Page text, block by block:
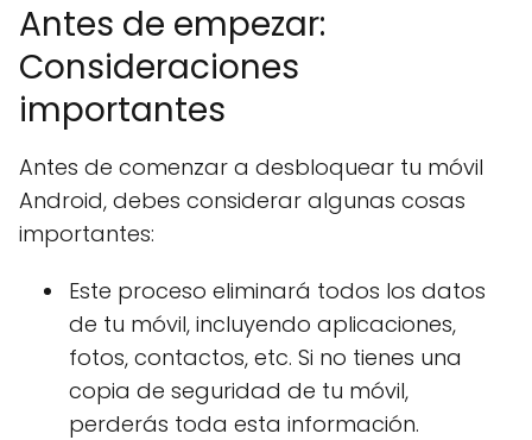
Antes de empezar:
Consideraciones
importantes
Antes de comenzar a desbloquear tu móvil
Android, debes considerar algunas cosas
importantes:
Este proceso eliminará todos los datos
de tu móvil, incluyendo aplicaciones,
fotos, contactos, etc. Si no tienes una
copia de seguridad de tu móvil,
perderás toda esta información.